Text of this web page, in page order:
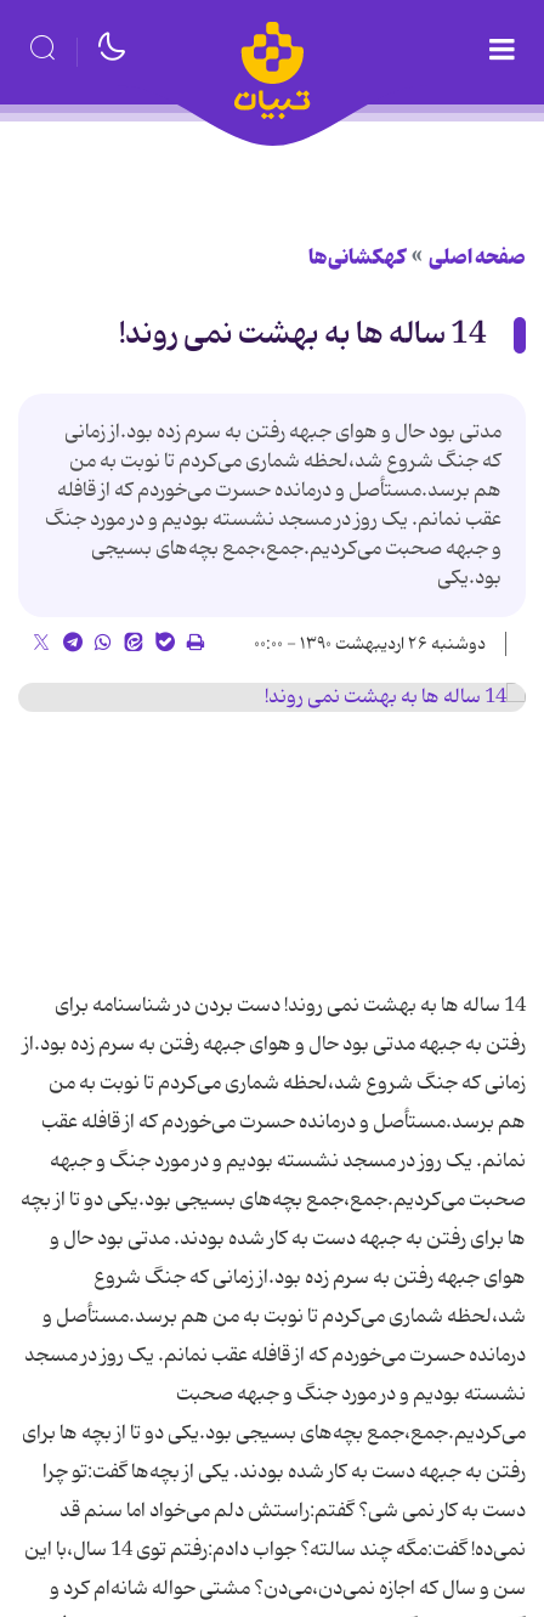
صفحه اصلی کهکشانی‌ها
14 ساله ها به بهشت نمی روند!
مدتی بود حال و هوای جبهه رفتن به سرم زده بود.از زمانی
که جنگ شروع شد،لحظه شماری می‌کردم تا نوبت به من
هم برسد.مستأصل و درمانده حسرت می‌خوردم که از قافله
عقب نمانم. یک روز در مسجد نشسته بودیم و در مورد جنگ
و جبهه صحبت می‌کردیم.جمع،جمع بچه‌های بسیجی
بود.یکی
دوشنبه ۲۶ اردیبهشت ۱۳۹۰ - ۰۰:۰۰
14 ساله ها به بهشت نمی روند! دست بردن در شناسنامه برای
رفتن به جبهه مدتی بود حال و هوای جبهه رفتن به سرم زده بود.از
زمانی که جنگ شروع شد،لحظه شماری می‌کردم تا نوبت به من
هم برسد.مستأصل و درمانده حسرت می‌خوردم که از قافله عقب
نمانم. یک روز در مسجد نشسته بودیم و در مورد جنگ و جبهه
صحبت می‌کردیم.جمع،جمع بچه‌های بسیجی بود.یکی دو تا از بچه
ها برای رفتن به جبهه دست به کار شده بودند. مدتی بود حال و
هوای جبهه رفتن به سرم زده بود.از زمانی که جنگ شروع
شد،لحظه شماری می‌کردم تا نوبت به من هم برسد.مستأصل و
درمانده حسرت می‌خوردم که از قافله عقب نمانم. یک روز در مسجد
نشسته بودیم و در مورد جنگ و جبهه صحبت
می‌کردیم.جمع،جمع بچه‌های بسیجی بود.یکی دو تا از بچه ها برای
رفتن به جبهه دست به کار شده بودند. یکی از بچه‌ها گفت:تو چرا
دست به کار نمی شی؟ گفتم:راستش دلم می‌خواد اما سنم قد
نمی‌ده! گفت:مگه چند سالته؟ جواب دادم:رفتم توی 14 سال،با این
سن و سال که اجازه نمی‌دن،می‌دن؟ مشتی حواله شانه‌ام کرد و